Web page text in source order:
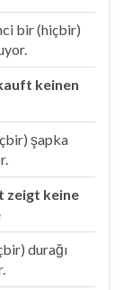
bir (hiçbir)
keinen
şapka
zeigt keine
durağı